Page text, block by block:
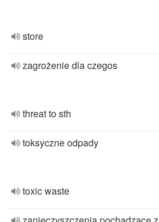
store
zagrożenie dla czegos
threat to sth
toksyczne odpady
toxic waste